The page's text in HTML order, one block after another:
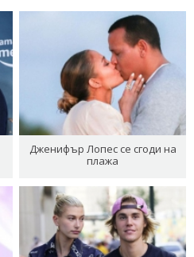
Дженифър Лопес се сгоди на
плажа